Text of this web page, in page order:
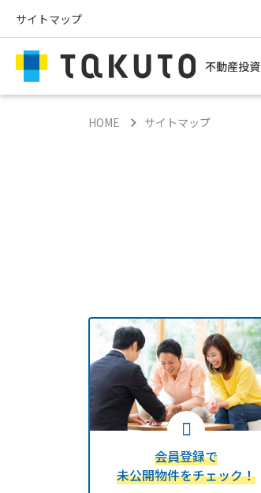
サイトマップ
不動産投資
HOME サイトマップ
会員登録で
未公開物件をチェック！